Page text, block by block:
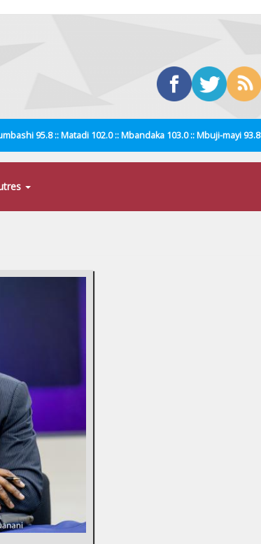
95.8 :: Matadi 102.0 :: Mbandaka 103.0 :: Mbuji-mayi 93.8